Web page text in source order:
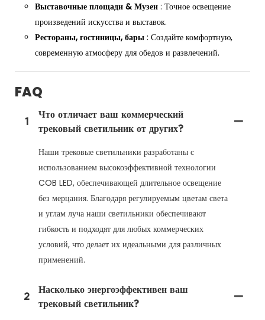
Выставочные площади & Музеи : Точное освещение
произведений искусства и выставок.
Рестораны, гостиницы, бары : Создайте комфортную,
современную атмосферу для обедов и развлечений.
FAQ
1
Что отличает ваш коммерческий
трековый светильник от других?
Наши трековые светильники разработаны с
использованием высокоэффективной технологии
COB LED, обеспечивающей длительное освещение
без мерцания. Благодаря регулируемым цветам света
и углам луча наши светильники обеспечивают
гибкость и подходят для любых коммерческих
условий, что делает их идеальными для различных
применений.
2
Насколько энергоэффективен ваш
трековый светильник?